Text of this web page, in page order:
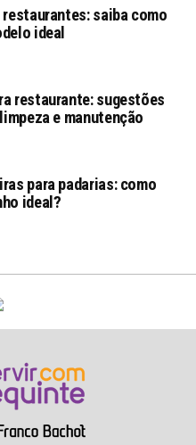
restaurantes: saiba como
ideal
restaurante: sugestões
e manutenção
para padarias: como
ideal?